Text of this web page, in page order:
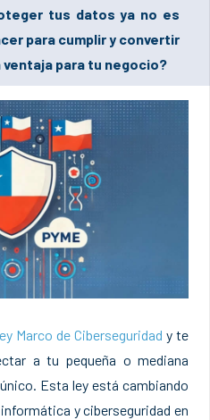
tus datos ya no es
para cumplir y convertir
para tu negocio?
Marco de Ciberseguridad y te
a tu pequeña o mediana
Esta ley está cambiando
y ciberseguridad en